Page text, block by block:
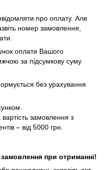
про оплату. Але
номер замовлення,
оплати Вашого
за підсумкову суму
без урахування
замовлення з
– від 5000 грн.
при отриманні!